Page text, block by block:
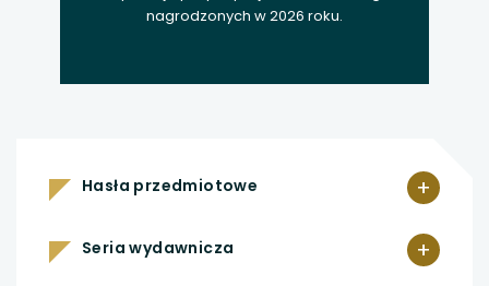
nagrodzonych w 2026 roku.
+
Hasła przedmiotowe
+
Seria wydawnicza